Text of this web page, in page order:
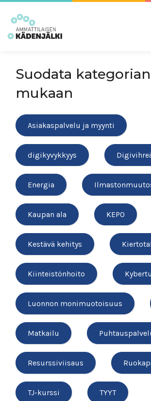
Suodata kategorian
mukaan
Asiakaspalvelu ja myynti
digikyvykkyys
Energia
Kaupan ala KEPO
Kestävä kehitys
Kiinteistönhoito
Luonnon monimuotoisuus
Matkailu
Resurssiviisaus
TJ-kurssi TYYT